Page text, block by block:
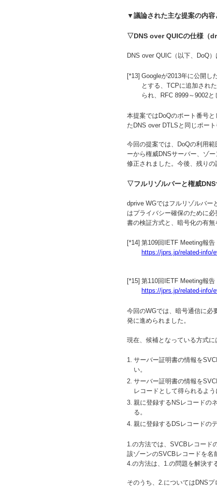
▼議論された主な提案の内容
▽DNS over QUICの仕様（
DNS over QUIC（以下、DoQ
[*13] Googleが2013年に公開し
とする、TCPに追加され
られ、RFC 8999～9002
本提案ではDoQのポート番号
たDNS over DTLSと同じポー
今回の提案では、DoQの利用
ーから権威DNSサーバー、ゾ
修正されました。今後、残り
▽フルリゾルバーと権威
dprive WGではフルリゾルバー
はプライバシー確保のために
書の検証方式と、暗号化の有
[*14] 第109回IETF Meeting報
https://jprs.jp/related-info/
[*15] 第110回IETF Meeting報
https://jprs.jp/related-info/
今回のWGでは、暗号通信に必
発に進められました。
現在、候補となっている方式
1. サーバー証明書の情報を
い。
2. サーバー証明書の情報を
レコードとして得られるよ
3. 親に登録するNSレコードの
る。
4. 親に登録するDSレコードの
1.の方法では、SVCBレコード
該ゾーンのSVCBレコードを名
4.の方法は、1.の問題を解決す
そのうち、2.についてはDNS